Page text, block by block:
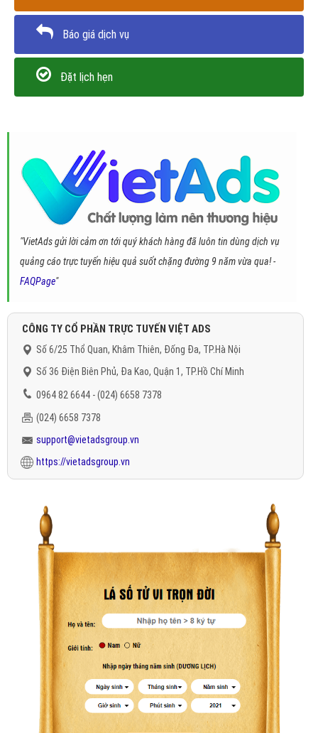
Báo giá dịch vụ
Đặt lịch hẹn
"VietAds gửi lời cảm ơn tới quý khách hàng đã luôn tin dùng dịch vụ
quảng cáo trực tuyến hiệu quả suốt chặng đường 9 năm vừa qua! -
FAQPage"
CÔNG TY CỔ PHẦN TRỰC TUYẾN VIỆT ADS
Số 6/25 Thổ Quan, Khâm Thiên, Đống Đa, TP.Hà Nội
Số 36 Điện Biên Phủ, Đa Kao, Quận 1, TP.Hồ Chí Minh
0964 82 6644 - (024) 6658 7378
(024) 6658 7378
support@vietadsgroup.vn
https://vietadsgroup.vn